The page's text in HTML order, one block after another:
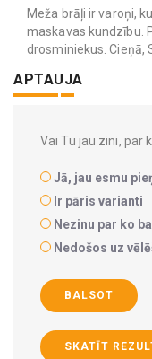
Meža brāļi ir varoņi,
maskavas kundzību.
drosminiekus. Cieņā,
APTAUJA
Vai Tu jau zini, par
Jā, jau esmu
Ir pāris varianti
Nezinu par ko
Nedošos uz
BALSOT
SKATĪT